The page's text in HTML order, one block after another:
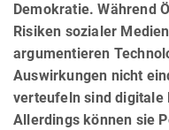
Demokratie. Während
Risiken sozialer
argumentieren
Auswirkungen nicht
verteufeln sind digitale
Allerdings können sie